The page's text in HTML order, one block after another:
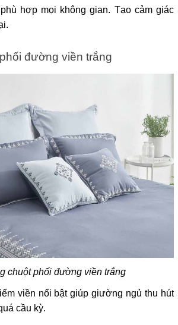
hợp mọi không gian. Tạo cảm giác
đường viền trắng
chuột phối đường viền trắng
viền nổi bật giúp giường ngủ thu hút
cầu kỳ.